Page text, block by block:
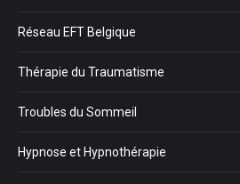
Réseau EFT Belgique
Thérapie du Traumatisme
Troubles du Sommeil
Hypnose et Hypnothérapie